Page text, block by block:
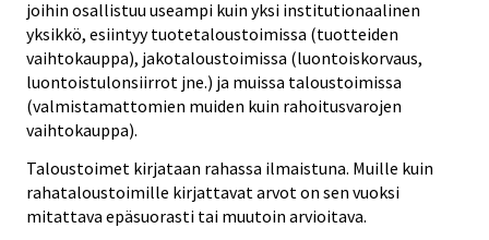
joihin osallistuu useampi kuin yksi institutionaalinen
yksikkö, esiintyy tuotetaloustoimissa (tuotteiden
vaihtokauppa), jakotaloustoimissa (luontoiskorvaus,
luontoistulonsiirrot jne.) ja muissa taloustoimissa
(valmistamattomien muiden kuin rahoitusvarojen
vaihtokauppa).
Taloustoimet kirjataan rahassa ilmaistuna. Muille kuin
rahataloustoimille kirjattavat arvot on sen vuoksi
mitattava epäsuorasti tai muutoin arvioitava.